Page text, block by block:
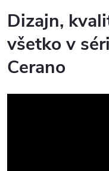
Dizajn,
všetko v
Cerano